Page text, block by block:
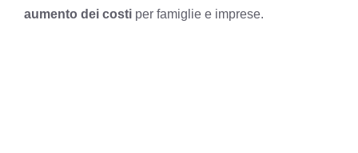
aumento dei costi per famiglie e imprese.